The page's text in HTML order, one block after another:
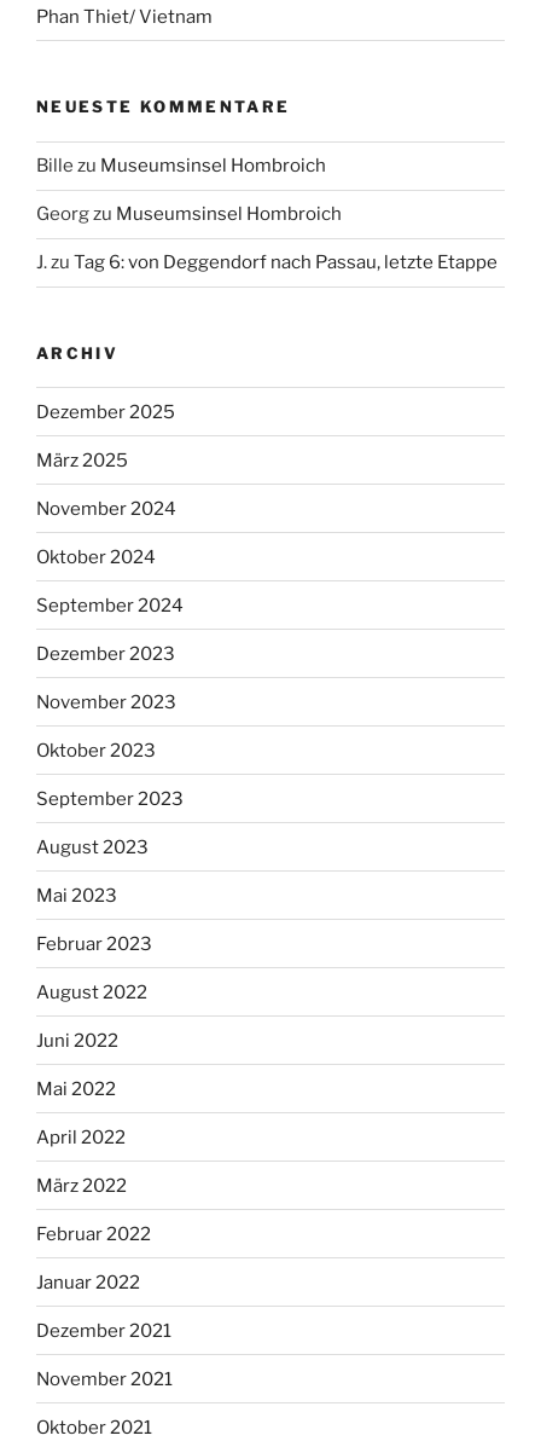
Phan Thiet/ Vietnam
NEUESTE KOMMENTARE
Bille zu Museumsinsel Hombroich
Georgzu Museumsinsel Hombroich
J.zu Tag 6: von Deggendorf nach Passau, letzte Etappe
ARCHIV
Dezember 2025
März 2025
November 2024
Oktober 2024
September 2024
Dezember 2023
November 2023
Oktober 2023
September 2023
August 2023
Mai 2023
Februar 2023
August 2022
Juni 2022
Mai 2022
April 2022
März 2022
Februar 2022
Januar 2022
Dezember 2021
November 2021
Oktober 2021